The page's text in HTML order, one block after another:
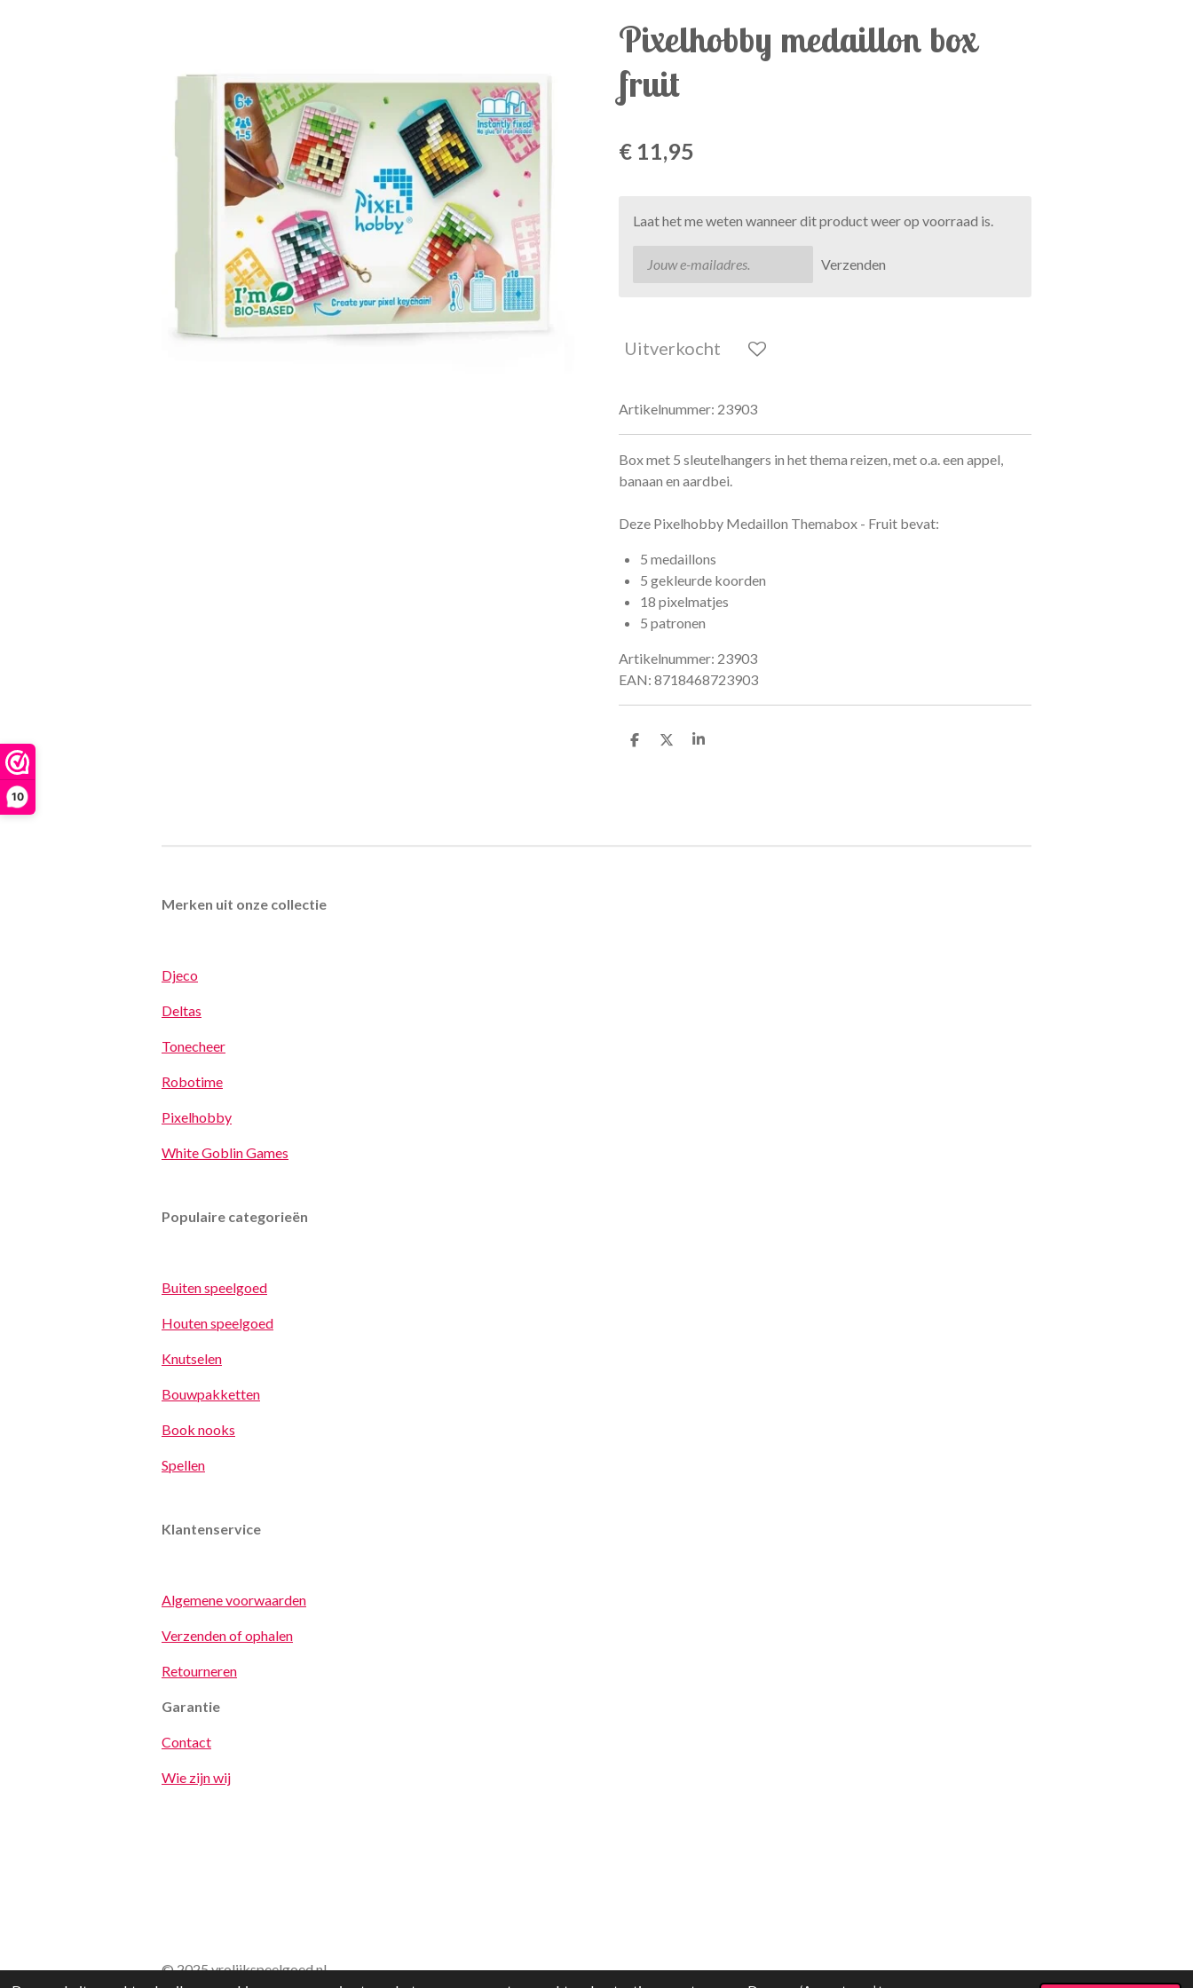
10
Pixelhobby medaillon box
fruit
€ 11,95
Laat het me weten wanneer dit product weer op voorraad is.
Verzenden
Uitverkocht
Artikelnummer: 23903
Box met 5 sleutelhangers in het thema reizen, met o.a. een appel,
banaan en aardbei.
Deze Pixelhobby Medaillon Themabox - Fruit bevat:
5 medaillons
5 gekleurde koorden
18 pixelmatjes
5 patronen
Artikelnummer: 23903
EAN: 8718468723903
D
D
S
Merken uit onze collectie
Djeco
Deltas
Tonecheer
Robotime
Pixelhobby
White Goblin Games
Populaire categorieën
Buiten speelgoed
Houten speelgoed
Knutselen
Bouwpakketten
Book nooks
Spellen
Klantenservice
Algemene voorwaarden
Verzenden of ophalen
Retourneren
Garantie
Contact
Wie zijn wij
© 2025 vrolijkspeelgoed.nl